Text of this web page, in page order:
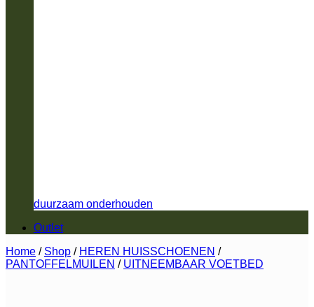
duurzaam onderhouden
Outlet
Home / Shop / HEREN HUISSCHOENEN /
PANTOFFELMUILEN / UITNEEMBAAR VOETBED